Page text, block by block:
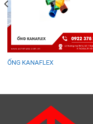
ỐNG KANAFLEX